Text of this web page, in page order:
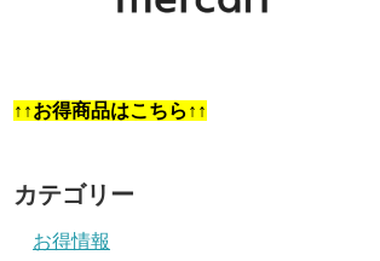
↑↑お得商品はこちら↑↑
カテゴリー
お得情報